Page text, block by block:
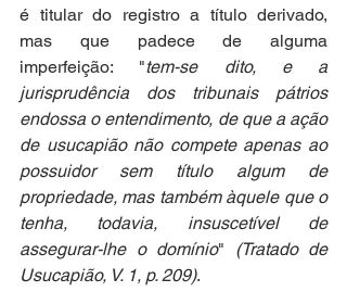
é titular do registro a título derivado,
mas que padece de alguma
imperfeição: "tem-se dito, e a
jurisprudência dos tribunais pátrios
endossa o entendimento, de que a ação
de usucapião não compete apenas ao
possuidor sem título algum de
propriedade, mas também àquele que o
tenha, todavia, insuscetível de
assegurar-lhe o domínio" (Tratado de
Usucapião, V. 1, p. 209).